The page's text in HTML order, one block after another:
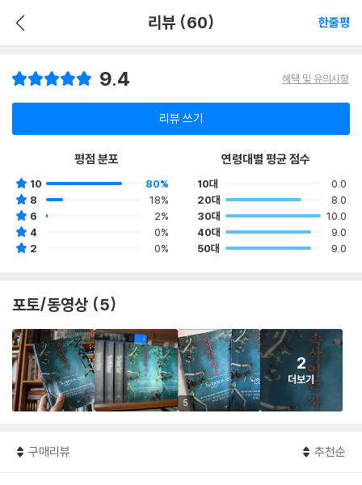
리뷰 (60) 한줄평
9.4 혜택 및 유의사항
리뷰 쓰기
평점 분포
10
80%
8
18%
6
2%
4
0%
2
0%
연령대별 평균 점수
10대
0.0
20대
8.0
30대
10.0
40대
9.0
50대
9.0
포토/동영상 (5)
5
2
더보기
구매리뷰 추천순